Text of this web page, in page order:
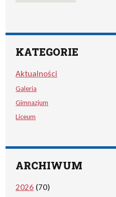
KATEGORIE
Aktualności
Galeria
Gimnazjum
Liceum
ARCHIWUM
2026 (70)